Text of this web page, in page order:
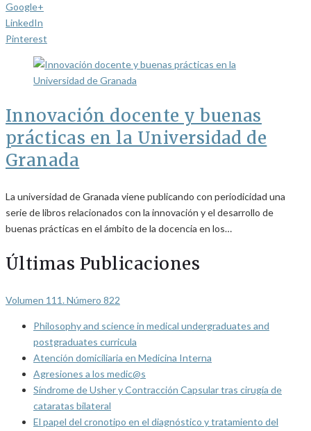
Google+
LinkedIn
Pinterest
Innovación docente y buenas
prácticas en la Universidad de
Granada
La universidad de Granada viene publicando con periodicidad una
serie de libros relacionados con la innovación y el desarrollo de
buenas prácticas en el ámbito de la docencia en los…
Últimas Publicaciones
Volumen 111. Número 822
Philosophy and science in medical undergraduates and
postgraduates curricula
Atención domiciliaria en Medicina Interna
Agresiones a los medic@s
Síndrome de Usher y Contracción Capsular tras cirugía de
cataratas bilateral
El papel del cronotipo en el diagnóstico y tratamiento del